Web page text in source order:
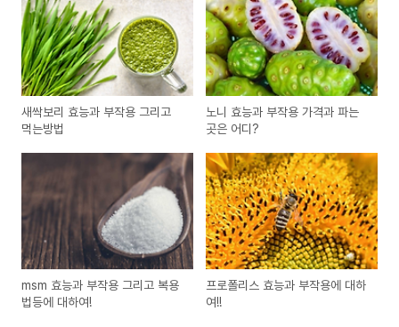
새싹보리 효능과 부작용 그리고
먹는방법
노니 효능과 부작용 가격과 파는
곳은 어디?
msm 효능과 부작용 그리고 복용
법등에 대하여!
프로폴리스 효능과 부작용에 대하
여!!